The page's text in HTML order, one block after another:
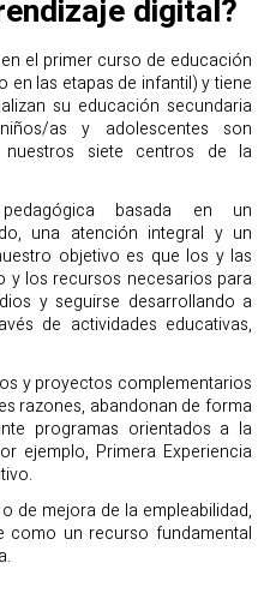
digital?
el primer curso de educación
en las etapas de infantil) y tiene
su educación secundaria
as y adolescentes son
nuestros siete centros de la
basada en un
una atención integral y un
objetivo es que los y las
y los recursos necesarios para
y seguirse desarrollando a
de actividades educativas,
y proyectos complementarios
razones, abandonan de forma
programas orientados a la
ejemplo, Primera Experiencia
de mejora de la empleabilidad,
como un recurso fundamental